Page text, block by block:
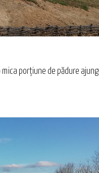
porțiune de pădure